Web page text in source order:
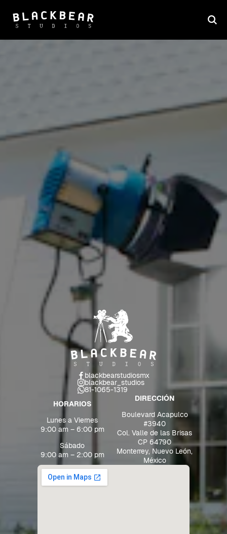
blackbearstudiosmx
blackbear_studios
81-1065-1319
HORARIOS
Lunes a Viernes
9:00 am – 6:00 pm
Sábado
9:00 am – 2:00 pm
DIRECCIÓN
Boulevard Acapulco
#3940
Col. Valle de las Brisas
CP 64790
Monterrey, Nuevo León,
México